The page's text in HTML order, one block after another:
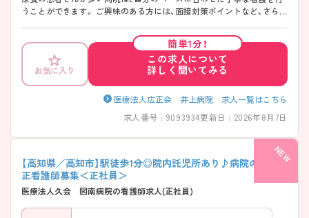
うことができます。 ご興味のある方には、面接対策ポイントなど、さらに
お気に入り
簡単1分！
この求人について
詳しく聞いてみる
医療法人広正会 井上病院 求人一覧はこちら
求人番号 : 9093934更新日 : 2026年8月7日
【高知県／高知市】駅徒歩1分◎院内託児所あり♪病院の病棟で
正看護師募集＜正社員＞
医療法人久会 図南病院の看護師求人(正社員)